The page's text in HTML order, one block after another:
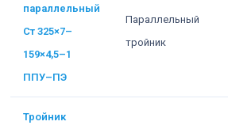
параллельный
Ст 325×7–
159×4,5–1
ППУ–ПЭ
Параллельный
тройник
Тройник